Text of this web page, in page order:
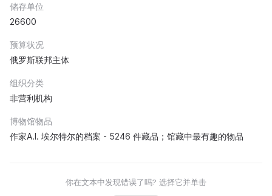
储存单位
26600
预算状况
俄罗斯联邦主体
组织分类
非营利机构
博物馆物品
作家A.I. 埃尔特尔的档案 - 5246 件藏品；馆藏中最有趣的物品
你在文本中发现错误了吗? 选择它并单击